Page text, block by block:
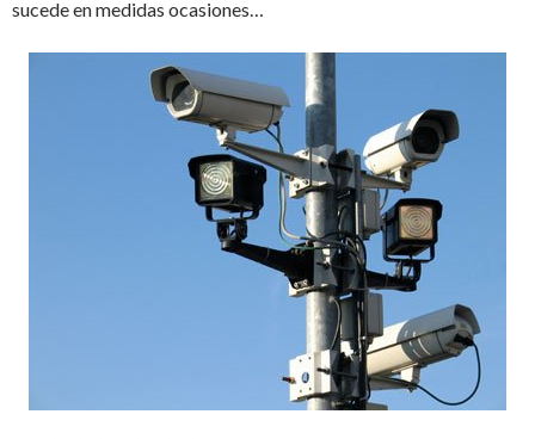
sucede en medidas ocasiones…